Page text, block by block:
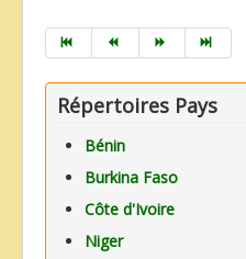
Répertoires Pays
Bénin
Burkina Faso
Côte d'Ivoire
Niger